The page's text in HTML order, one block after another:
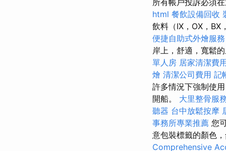
html 餐飲設備回收
飲料（IX，OX，
便捷自助式外燴服
岸上，舒適，寬鬆
單人房 居家清潔費
燴 清潔公司費用 記
許多情況下強制使
開船。 大里整骨服
聽器 台中放鬆按摩
事務所專業推薦 您
意包裝標籤的顏色
Comprehensive